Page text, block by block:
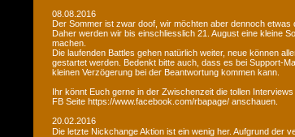
08.08.2016
Der Sommer ist zwar doof, wir möchten aber dennoch etwas
Daher werden wir bis einschliesslich 21. August eine kleine
machen.
Die laufenden Battles gehen natürlich weiter, neue können
gestartet werden. Bedenkt bitte auch, dass es bei Support-
kleinen Verzögerung bei der Beantwortung kommen kann.
Ihr könnt Euch gerne in der Zwischenzeit die tollen
FB Seite https://www.facebook.com/rbapage/ anschauen.
20.02.2016
Die letzte Nickchange Aktion ist ein wenig her. Aufgrund